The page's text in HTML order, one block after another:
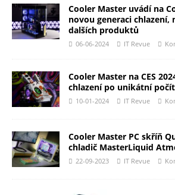
Cooler Master uvádí na
novou generaci chlazení,
dalších produktů
06-06-2024 IT Revue
Cooler Master na CES
chlazení po unikátní
10-01-2024 IT Revue
Cooler Master PC skříň
chladič MasterLiquid
22-09-2023 IT Revue